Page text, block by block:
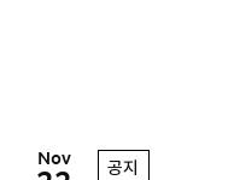
Nov 공지